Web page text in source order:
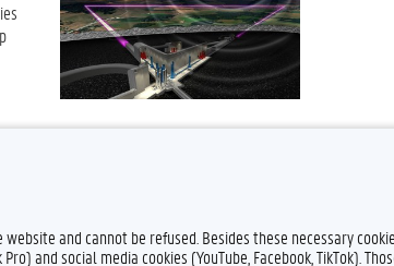
and cannot be refused. Besides these necessary
and social media cookies (YouTube, Facebook, TikTok).